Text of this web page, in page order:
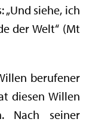
„Und siehe, ich
der Welt“ (Mt
berufener
diesen Willen
Nach seiner